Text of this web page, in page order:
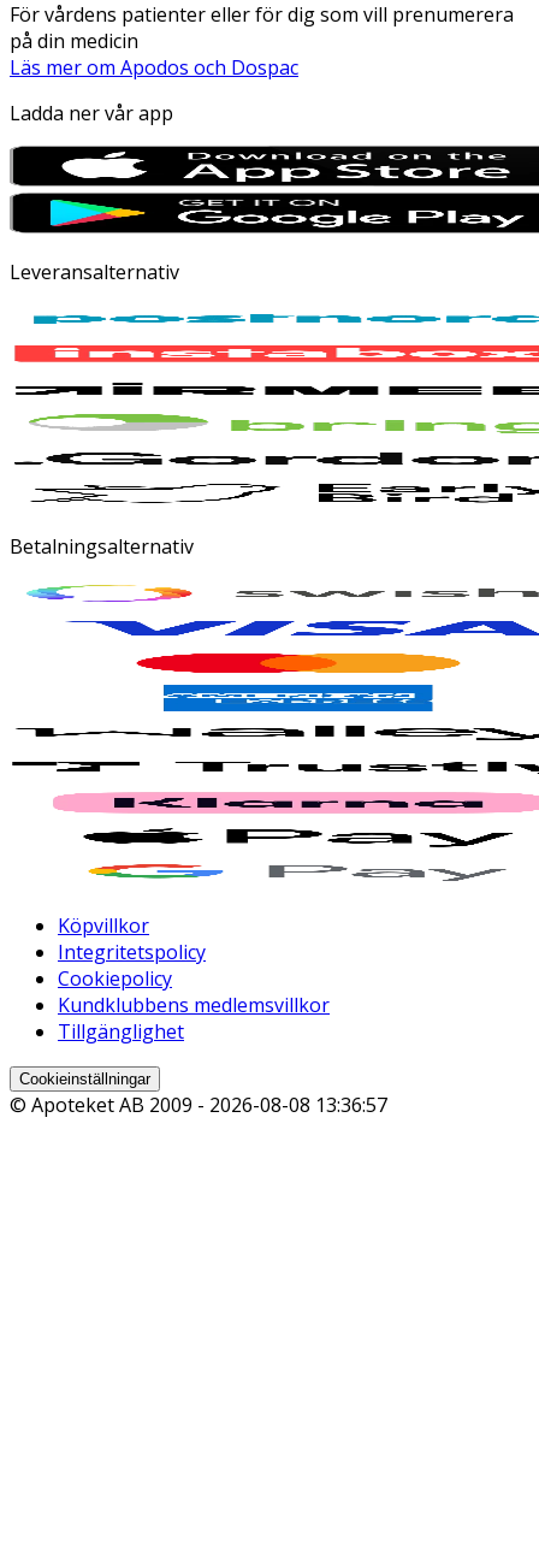
För vårdens patienter eller för dig som vill prenumerera
på din medicin
Läs mer om Apodos och Dospac
Ladda ner vår app
Leveransalternativ
Betalningsalternativ
Köpvillkor
Integritetspolicy
Cookiepolicy
Kundklubbens medlemsvillkor
Tillgänglighet
Cookieinställningar
© Apoteket AB 2009 - 2026-08-08 13:36:57